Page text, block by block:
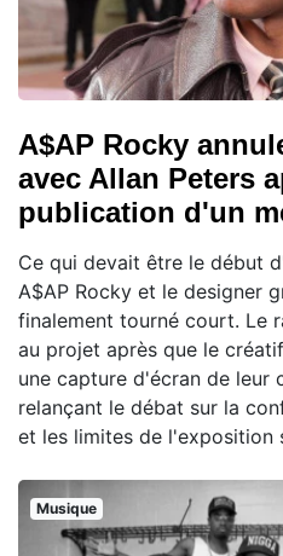
A$AP Rocky
avec Allan Peters
publication d'un
Ce qui devait être le début
A$AP Rocky et le designer
finalement tourné court. Le
au projet après que le
une capture d'écran de leur
relançant le débat sur la
et les limites de l'exposition
Musique